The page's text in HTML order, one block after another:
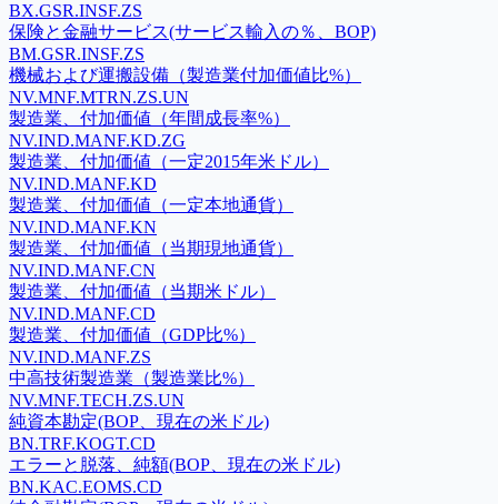
BX.GSR.INSF.ZS
保険と金融サービス(サービス輸入の％、BOP)
BM.GSR.INSF.ZS
機械および運搬設備（製造業付加価値比%）
NV.MNF.MTRN.ZS.UN
製造業、付加価値（年間成長率%）
NV.IND.MANF.KD.ZG
製造業、付加価値（一定2015年米ドル）
NV.IND.MANF.KD
製造業、付加価値（一定本地通貨）
NV.IND.MANF.KN
製造業、付加価値（当期現地通貨）
NV.IND.MANF.CN
製造業、付加価値（当期米ドル）
NV.IND.MANF.CD
製造業、付加価値（GDP比%）
NV.IND.MANF.ZS
中高技術製造業（製造業比%）
NV.MNF.TECH.ZS.UN
純資本勘定(BOP、現在の米ドル)
BN.TRF.KOGT.CD
エラーと脱落、純額(BOP、現在の米ドル)
BN.KAC.EOMS.CD